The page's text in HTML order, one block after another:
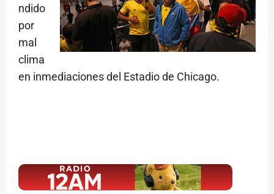
ndido
por
mal
clima
en inmediaciones del Estadio de Chicago.